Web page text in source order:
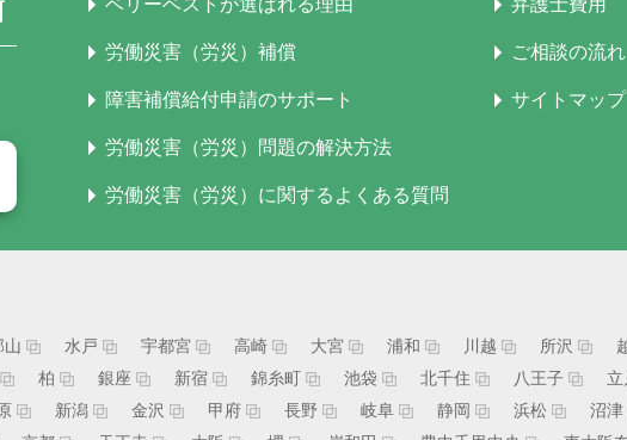
ベリーベストが選ばれる理由
労働災害（労災）補償
障害補償給付申請のサポート
労働災害（労災）問題の解決方法
労働災害（労災）に関するよくある質問
弁護士費用
ご相談の流れ
サイトマップ
山 水戸 宇都宮 高崎 大宮 浦和 川越 所沢
柏 銀座 新宿 錦糸町 池袋 北千住 八王子 立
新潟 金沢 甲府 長野 岐阜 静岡 浜松 沼津